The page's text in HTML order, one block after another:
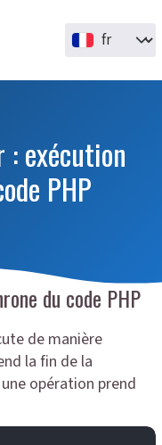
Select your
: exécution
PHP
du code PHP
de manière
la fin de la
opération prend